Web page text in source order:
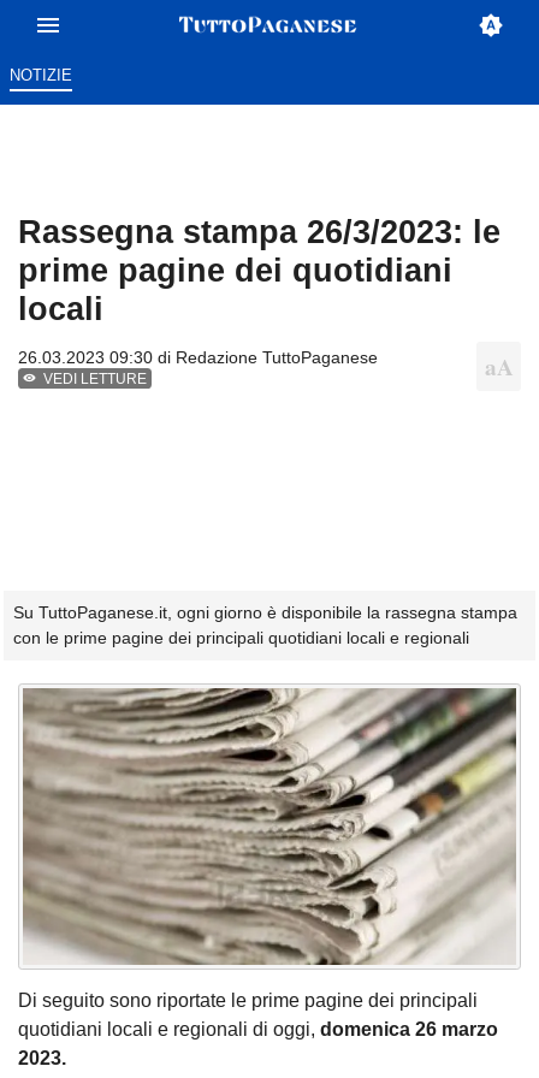
NOTIZIE
Rassegna stampa 26/3/2023: le
prime pagine dei quotidiani
locali
26.03.2023 09:30 di Redazione TuttoPaganese
VEDI LETTURE
Su TuttoPaganese.it, ogni giorno è disponibile la rassegna stampa
con le prime pagine dei principali quotidiani locali e regionali
Di seguito sono riportate le prime pagine dei principali
quotidiani locali e regionali di oggi, domenica 26 marzo
2023.